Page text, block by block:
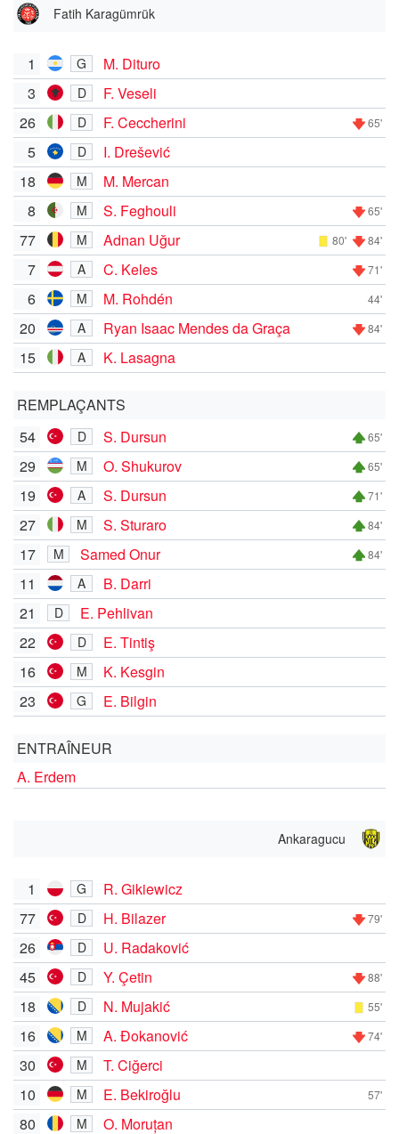
Fatih Karagümrük
1 G
M. Dituro
3
D
F. Veseli
26
D F. Ceccherini 65'
5 D
I. Drešević
18
M
M. Mercan
8
M S. Feghouli 65'
77 M Adnan Uğur 80' 84'
7 A C. Keles 71'
6 M M. Rohdén 44'
20 A Ryan Isaac Mendes da Graça 84'
15 A K. Lasagna
REMPLAÇANTS
54
D S. Dursun 65'
29 M O. Shukurov 65'
19 A S. Dursun 71'
27 M S. Sturaro 84'
17 M Samed Onur 84'
11 A
B. Darri
21
D
E. Pehlivan
22
D
E. Tintiş
16
M
K. Kesgin
23
G E. Bilgin
ENTRAÎNEUR
A. Erdem
Ankaragucu
1 G
R. Gikiewicz
77
D H. Bilazer 79'
26 D
U. Radaković
45
D Y. Çetin 88'
18 D N. Mujakić 55'
16 M A. Đokanović 74'
30 M
T. Ciğerci
10
M E. Bekiroğlu 57'
80 M O. Moruțan